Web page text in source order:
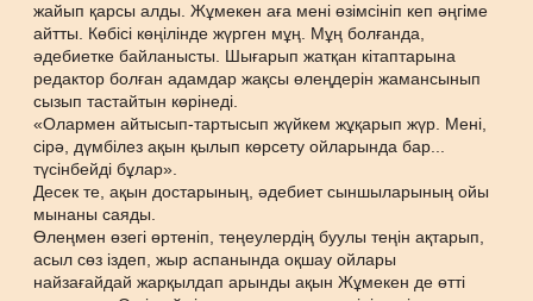
жайып қарсы алды. Жұмекен аға мені өзімсініп кеп әңгіме
айтты. Көбісі көңілінде жүрген мұң. Мұң болғанда,
әдебиетке байланысты. Шығарып жатқан кітаптарына
редактор болған адамдар жақсы өлеңдерін жамансынып
сызып тастайтын көрінеді.
«Олармен айтысып-тартысып жүйкем жұқарып жүр. Мені,
сірә, дүмбілез ақын қылып көрсету ойларында бар...
түсінбейді бұлар».
Десек те, ақын достарының, әдебиет сыншыларының ойы
мынаны саяды.
Өлеңмен өзегі өртеніп, теңеулердің буулы теңін ақтарып,
асыл сөз іздеп, жыр аспанында оқшау ойлары
найзағайдай жарқылдап арынды ақын Жұмекен де өтті